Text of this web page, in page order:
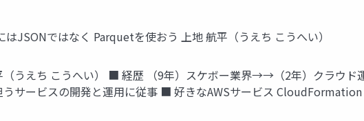
JSONではなく Parquetを使おう 上地 航平（うえち こうへい）
（うえち こうへい） ■ 経歴 （9年）スケボー業界→→（2年）クラウ
サービスの開発と運用に従事 ■ 好きなAWSサービス CloudFormation